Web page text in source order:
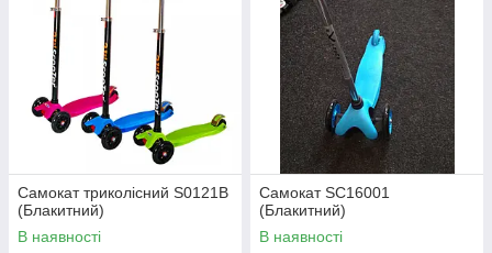
Самокат триколісний S0121B
(Блакитний)
В наявності
Самокат SC16001
(Блакитний)
В наявності